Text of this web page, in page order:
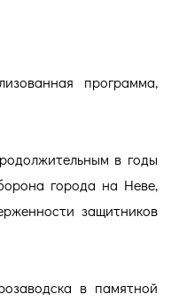
программа,
в годы
города на Неве,
защитников
в памятной